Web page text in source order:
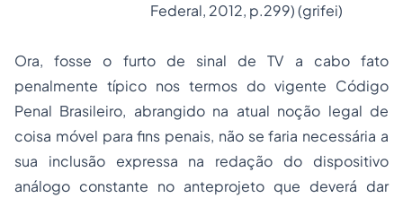
Federal, 2012, p.299)(grifei)
Ora, fosse o furto de sinal de TV a cabo fato
penalmente típico nos termos do vigente Código
Penal Brasileiro, abrangido na atual noção legal de
coisa móvel para fins penais, não se faria necessária a
sua inclusão expressa na redação do dispositivo
análogo constante no anteprojeto que deverá dar